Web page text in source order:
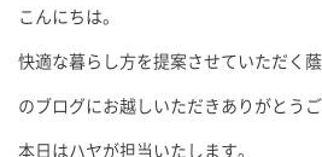
こんにちは。
快適な暮らし方を提案させていただく
のブログにお越しいただきありがとうご
本日はハヤが担当いたします。